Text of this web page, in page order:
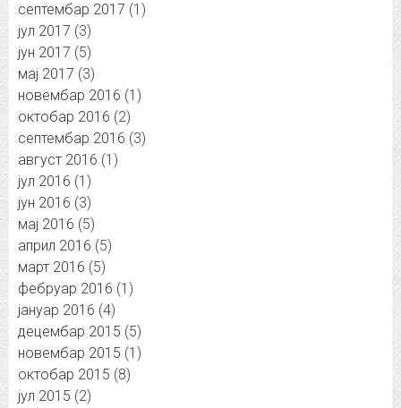
септембар 2017 (1)
јул 2017 (3)
јун 2017 (5)
мај 2017 (3)
новембар 2016 (1)
октобар 2016 (2)
септембар 2016 (3)
август 2016 (1)
јул 2016 (1)
јун 2016 (3)
мај 2016 (5)
април 2016 (5)
март 2016 (5)
фебруар 2016 (1)
јануар 2016 (4)
децембар 2015 (5)
новембар 2015 (1)
октобар 2015 (8)
јул 2015 (2)